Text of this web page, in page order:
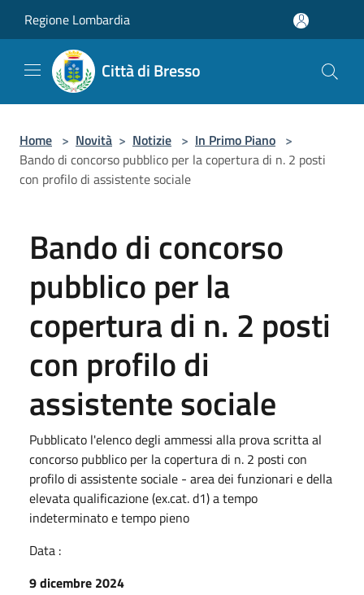
Regione Lombardia
Città di Bresso
Home > Novità > Notizie > In Primo Piano >
Bando di concorso pubblico per la copertura di n. 2 posti
con profilo di assistente sociale
Bando di concorso
pubblico per la
copertura di n. 2 posti
con profilo di
assistente sociale
Pubblicato l'elenco degli ammessi alla prova scritta al
concorso pubblico per la copertura di n. 2 posti con
profilo di assistente sociale - area dei funzionari e della
elevata qualificazione (ex.cat. d1) a tempo
indeterminato e tempo pieno
Data :
9 dicembre 2024